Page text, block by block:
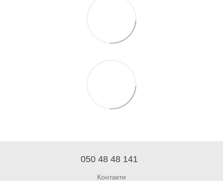
050 48 48 141
Контакти